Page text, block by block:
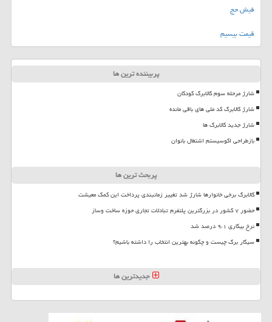
فیش حج
قیمت بیسیم
پربیننده ترین ها
شارژ مرحله سوم کالابرگ کودکان
شارژ کالابرگ کد ملی های باقی مانده
شارژ جدید کالابرگ ها
بازطراحی اکوسیستم اشتغال بانوان
پربحث ترین ها
کالابرگ برخی خانوارها شارژ شد تغییر زمانبندی پرداخت این کمک معیشت
حضور ۷ کشور در بزرگترین پلتفرم تبادلات تجاری حوزه ساخت وساز
نرخ بیکاری ۹،۱ درصد شد
سیگار برگ چیست و چگونه بهترین انتخاب را داشته باشیم؟
جدیدترین ها